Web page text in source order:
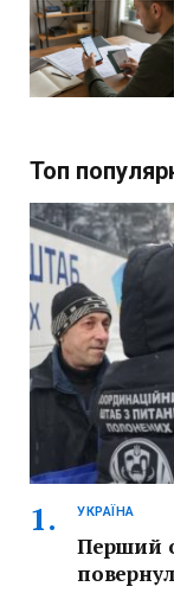
Топ
УКРАЇНА
Перший